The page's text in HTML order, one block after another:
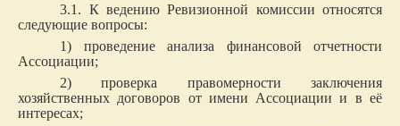
3.1. К ведению Ревизионной комиссии относятся
следующие вопросы:
1) проведение анализа финансовой отчетности
Ассоциации;
2) проверка правомерности заключения
хозяйственных договоров от имени Ассоциации и в её
интересах;